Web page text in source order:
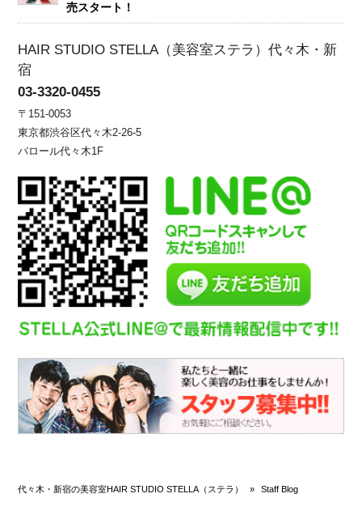
売スタート！
HAIR STUDIO STELLA（美容室ステラ）代々木・新
宿
03-3320-0455
〒151-0053
東京都渋谷区代々木2-26-5
バロール代々木1F
代々木・新宿の美容室HAIR STUDIO STELLA（ステラ） » Staff Blog